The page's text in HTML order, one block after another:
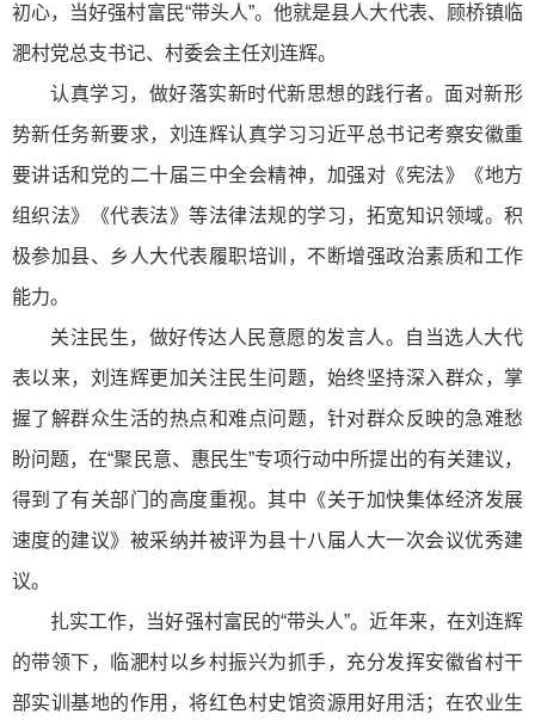
初心，当好强村富民“带头人”。他就是县人大代表、顾桥镇临
淝村党总支书记、村委会主任刘连辉。
认真学习，做好落实新时代新思想的践行者。面对新形
势新任务新要求，刘连辉认真学习习近平总书记考察安徽重
要讲话和党的二十届三中全会精神，加强对《宪法》《地方
组织法》《代表法》等法律法规的学习，拓宽知识领域。积
极参加县、乡人大代表履职培训，不断增强政治素质和工作
能力。
关注民生，做好传达人民意愿的发言人。自当选人大代
表以来，刘连辉更加关注民生问题，始终坚持深入群众，掌
握了解群众生活的热点和难点问题，针对群众反映的急难愁
盼问题，在“聚民意、惠民生”专项行动中所提出的有关建议，
得到了有关部门的高度重视。其中《关于加快集体经济发展
速度的建议》被采纳并被评为县十八届人大一次会议优秀建
议。
扎实工作，当好强村富民的“带头人”。近年来，在刘连辉
的带领下，临淝村以乡村振兴为抓手，充分发挥安徽省村干
部实训基地的作用，将红色村史馆资源用好用活；在农业生